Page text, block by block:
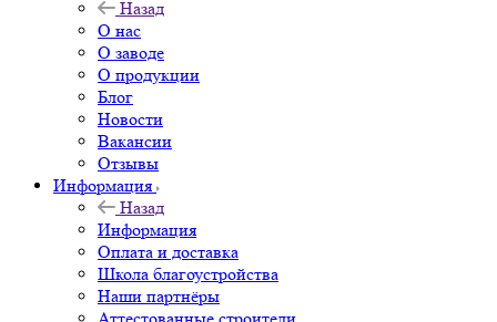
Назад
О нас
О заводе
О продукции
Блог
Новости
Вакансии
Отзывы
Информация
Назад
Информация
Оплата и доставка
Школа благоустройства
Наши партнёры